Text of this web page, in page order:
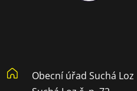
Obecní úřad Suchá Loz